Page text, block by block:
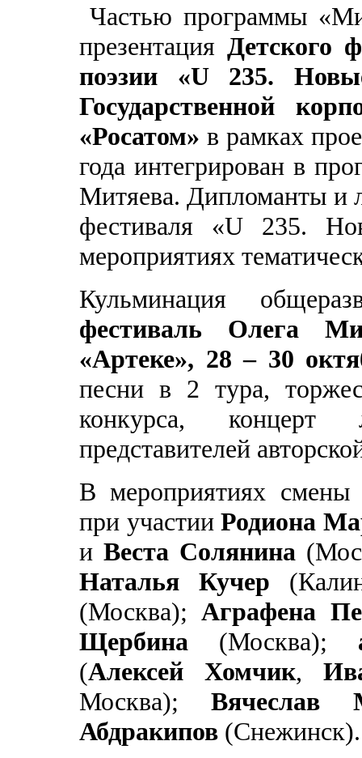
Частью программы
презентация Детского
поэзии «U 235.
Государственной
«Росатом» в рамках
года интегрирован в
Митяева. Дипломанты и
фестиваля «U 235.
мероприятиях
Кульминация
фестиваль Олега
«Артеке», 28 – 30
песни в 2 тура,
конкурса, концерт
представителей
В мероприятиях
при участииРодиона
и Веста Солянина
Наталья Кучер
(Москва);Аграфена
Щербина (Москва);
(Алексей Хомчик,
Москва);Вячеслав
Абдракипов (Снежинск).